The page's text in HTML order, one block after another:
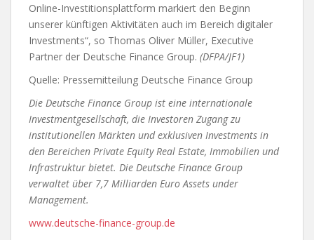
Online-Investitionsplattform markiert den Beginn
unserer künftigen Aktivitäten auch im Bereich digitaler
Investments“, so Thomas Oliver Müller, Executive
Partner der Deutsche Finance Group. (DFPA/JF1)
Quelle: Pressemitteilung Deutsche Finance Group
Die Deutsche Finance Group ist eine internationale
Investmentgesellschaft, die Investoren Zugang zu
institutionellen Märkten und exklusiven Investments in
den Bereichen Private Equity Real Estate, Immobilien und
Infrastruktur bietet. Die Deutsche Finance Group
verwaltet über 7,7 Milliarden Euro Assets under
Management.
www.deutsche-finance-group.de